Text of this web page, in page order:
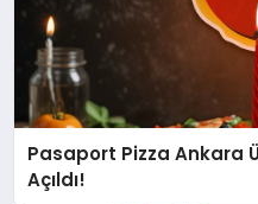
Pasaport Pizza Ankara
Açıldı!